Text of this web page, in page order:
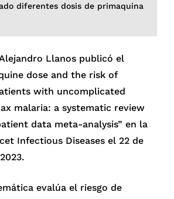
diferentes dosis de primaquina
Llanos publicó el
dose and the risk of
with uncomplicated
malaria: a systematic review
data meta-analysis” en la
Infectious Diseases el 22 de
evalúa el riesgo de